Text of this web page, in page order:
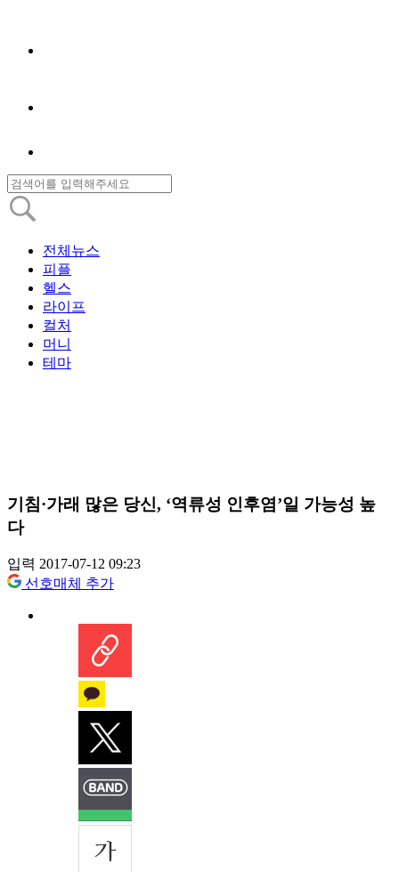
전체뉴스
피플
헬스
라이프
컬처
머니
테마
기침·가래 많은 당신, ‘역류성 인후염’일 가능성 높
다
입력 2017-07-12 09:23
선호매체 추가